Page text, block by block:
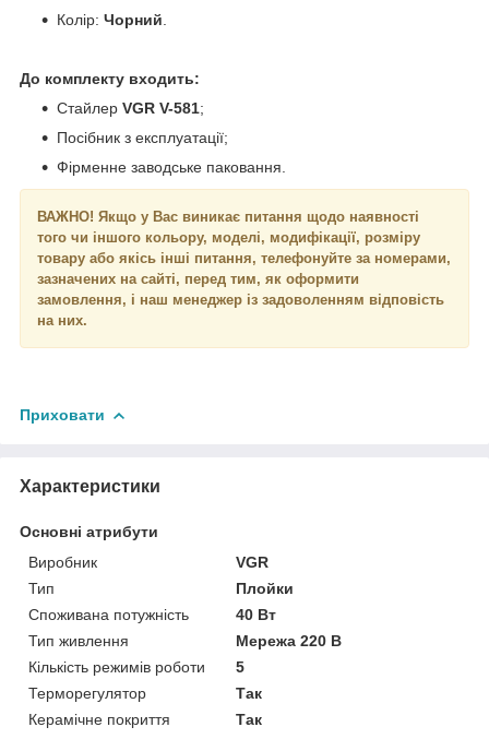
Колір: Чорний
До комплекту входить:
Стайлер VGR V-581;
Посібник з експлуатації;
Фірменне заводське паковання.
ВАЖНО! Якщо у Вас виникає питання щодо наявності
того чи іншого кольору, моделі, модифікації, розміру
товару або якісь інші питання, телефонуйте за номерами,
зазначених на сайті, перед тим, як оформити
замовлення, і наш менеджер із задоволенням відповість
на них.
Приховати
Характеристики
Основні атрибути
Виробник
VGR
Тип
Плойки
Споживана потужність
40 Вт
Тип живлення
Мережа 220 В
Кількість режимів роботи
5
Терморегулятор
Так
Керамічне покриття
Так